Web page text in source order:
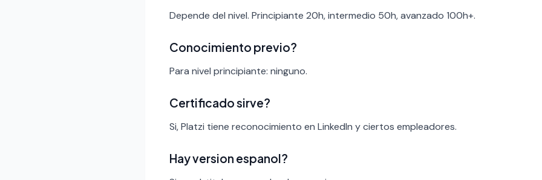
Depende del nivel. Principiante 20h, intermedio 50h, avanzado 100h+.
Conocimiento previo?
Para nivel principiante: ninguno.
Certificado sirve?
Si, Platzi tiene reconocimiento en LinkedIn y ciertos empleadores.
Hay version espanol?